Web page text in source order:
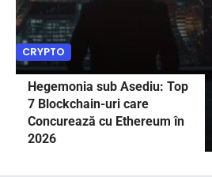
CRYPTO
Hegemonia sub Asediu: Top
7 Blockchain-uri care
Concurează cu Ethereum în
2026